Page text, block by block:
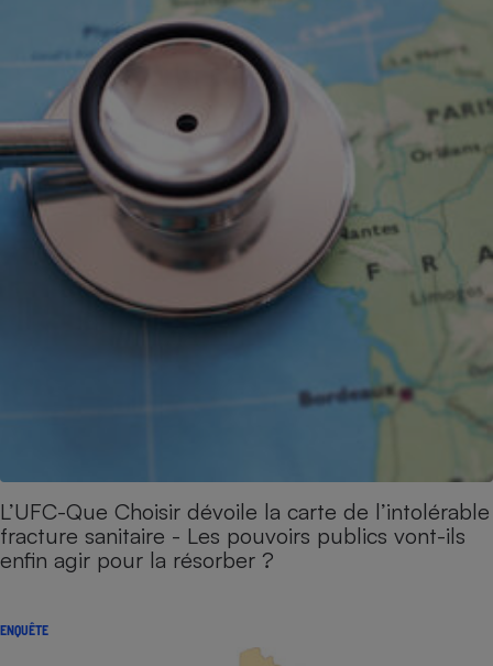
L’UFC-Que Choisir dévoile la carte de l’intolérable
fracture sanitaire - Les pouvoirs publics vont-ils
enfin agir pour la résorber ?
ENQUÊTE